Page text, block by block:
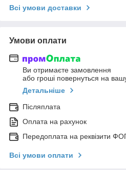
Всі умови доставки
Умови оплати
Ви отримаєте замовлення
або гроші повернуться на
Детальніше
Післяплата
Оплата на рахунок
Передоплата на реквізити
Всі умови оплати